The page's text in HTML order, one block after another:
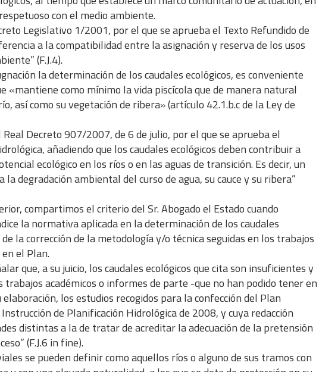
con el medio ambiente.
Legislativo 1/2001, por el que se aprueba el Texto Refundido de
a la compatibilidad entre la asignación y reserva de los usos
(F.J.4).
la determinación de los caudales ecológicos, es conveniente
«mantiene como mínimo la vida piscícola que de manera natural
así como su vegetación de ribera» (artículo 42.1.b.c de la Ley de
Decreto 907/2007, de 6 de julio, por el que se aprueba el
añadiendo que los caudales ecológicos deben contribuir a
ecológico en los ríos o en las aguas de transición. Es decir, un
la degradación ambiental del curso de agua, su cauce y su ribera”
compartimos el criterio del Sr. Abogado el Estado cuando
la normativa aplicada en la determinación de los caudales
la corrección de la metodología y/o técnica seguidas en los trabajos
el Plan.
que, a su juicio, los caudales ecológicos que cita son insuficientes y
académicos o informes de parte -que no han podido tener en
los estudios recogidos para la confección del Plan
de Planificación Hidrológica de 2008, y cuya redacción
distintas a la de tratar de acreditar la adecuación de la pretensión
(F.J.6 in fine).
se pueden definir como aquellos ríos o alguno de sus tramos con